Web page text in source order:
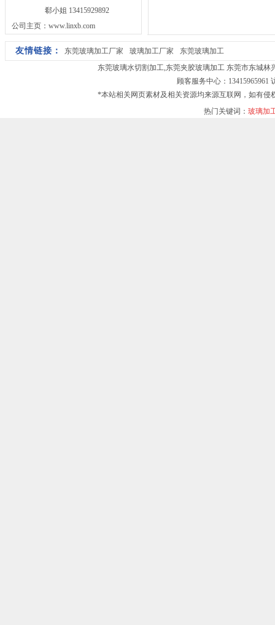
郗小姐 13415929892
公司主页：www.linxb.com
友情链接： 东莞玻璃加工厂家 玻璃加工厂家
东莞玻璃加工
东莞玻璃水切割加工,东莞夹胶玻璃加工东莞市东城林
顾客服务中心：13415965961
*本站相关网页素材及相关资源均来源互联网，如有
热门关键词： 玻璃加